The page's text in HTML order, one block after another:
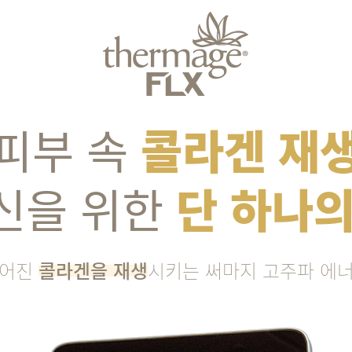
부 속 콜라겐 재
을 위한 단 하나
진 콜라겐을 재생시키는 써마지 고주파 에